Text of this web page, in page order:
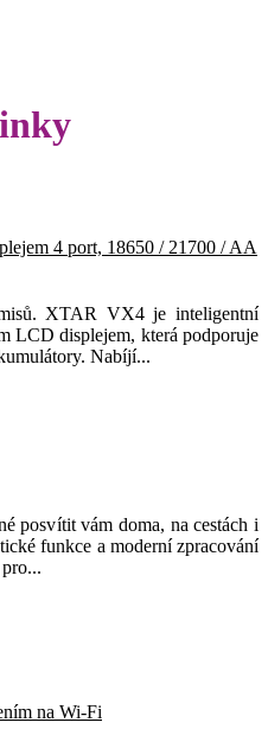
4 port, 18650 / 21700 / AA
XTAR VX4 je inteligentní
LCD displejem, která podporuje
Nabíjí...
posvítit vám doma, na cestách i
funkce a moderní zpracování
na Wi-Fi